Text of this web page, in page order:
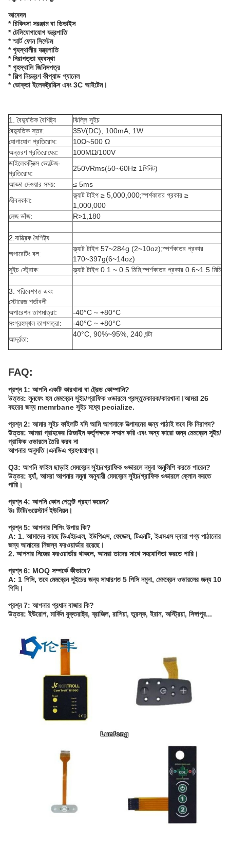
আবেদন
* চিকিৎসা সরঞ্জাম বা ডিভাইস
* টেলিযোগাযোগ যন্ত্রপাতি
* স্মার্ট ফোন সিস্টেম
* গৃহস্থালীর যন্ত্রপাতি
* নিরাপত্তা ব্যবস্থা
* গৃহস্থালি জিনিসপত্র
* শিল্প নিয়ন্ত্রণ কীপ্যাড প্যানেল
* ভোক্তা ইলেকট্রনিক্স এবং 3C আইটেম।
1. বৈদ্যুতিক বৈশিষ্ট্য
ঝিল্লি সুইচ
বৈদ্যুতিক স্তর:
35V(DC), 100mA, 1W
যোগাযোগ প্রতিরোধ:
10Ω~500 Ω
অন্তরণ প্রতিরোধের:
100MΩ/100V
ডাইলেকট্রিক্স ভোল্টেজ-
প্রতিরোধ:
250VRms(50~60Hz 1মিনিট)
আড্ডা দেওয়ার সময়:
≤ 5ms
জীবনকাল:
ফ্ল্যাট টাইপ ≥ 5,000,000;স্পর্শকাতর প্রকার ≥
1,000,000
লেজ ভাঁজ:
R>1,180
2.যান্ত্রিক বৈশিষ্ট্য
অপারেটিং বল:
ফ্ল্যাট টাইপ 57~284g (2~10oz);স্পর্শকাতর প্রকার
170~397g(6~14oz)
সুইচ স্ট্রোক:
ফ্ল্যাট টাইপ 0.1 ~ 0.5 মিমি;স্পর্শকাতর প্রকার 0.6~1.5 মিমি
3. পরিবেশগত এবং
স্টোরেজ শর্তাবলী
অপারেশন তাপমাত্রা:
-40°C ~ +80°C
সংগ্রহস্থল তাপমাত্রা:
-40°C ~ +80°C
আর্দ্রতা:
40°C, 90%~95%, 240 ঘন্টা
FAQ:
প্রশ্ন 1: আপনি একটি কারখানা বা ট্রেড কোম্পানি?
উত্তর: লুনফেং হল মেমব্রেন সুইচ/গ্রাফিক ওভারলে প্রস্তুতকারক/কারখানা।আমরা 26
বছরের জন্য memrbane সুইচ মধ্যে pecialize.
প্রশ্ন 2: আমার সুইচ ফাইলটি যদি আমি আপনাকে উত্পাদনের জন্য পাঠাই তবে কি নিরাপদ?
উত্তর: আমরা গ্রাহকের ডিজাইন কর্তৃপক্ষকে সম্মান করি এবং অন্য কারো জন্য মেমব্রেন সুইচ/
গ্রাফিক ওভারলে তৈরি করব না
আপনার অনুমতি।এনডিএ গ্রহণযোগ্য।
Q3: আপনি ফাইল ছাড়াই মেমব্রেন সুইচ/গ্রাফিক ওভারলে নমুনা অনুলিপি করতে পারেন?
উত্তর: হ্যাঁ, আমরা আপনার নমুনা অনুযায়ী মেমব্রেন সুইচ/গ্রাফিক ওভারলে ক্লোন করতে
পারি।
প্রশ্ন 4: আপনি কোন পেমেন্ট গ্রহণ করেন?
উঃ টিটি/ওয়েস্টার্ন ইউনিয়ন।
প্রশ্ন 5: আপনার শিপিং উপায় কি?
A: 1. আমাদের কাছে ডিএইচএল, ইউপিএস, ফেডেক্স, টিএনটি, ইএমএস দ্বারা পণ্য পাঠানোর
জন্য আমাদের নিজস্ব ফরওয়ার্ডার রয়েছে।
2. আপনার নিজের ফরওয়ার্ডার থাকলে, আমরা তাদের সাথে সহযোগিতা করতে পারি।
প্রশ্ন 6: MOQ সম্পর্কে কীভাবে?
A: 1 পিসি, তবে মেমব্রেন সুইচের জন্য সাধারণত 5 পিসি নমুনা, মেমব্রেন ওভারলের জন্য 10
পিসি।
প্রশ্ন 7: আপনার প্রধান বাজার কি?
উত্তর: ইউরোপ, মার্কিন যুক্তরাষ্ট্র, ব্রাজিল, রাশিয়া, তুরস্ক, ইরান, অস্ট্রিয়া, সিঙ্গাপুর...